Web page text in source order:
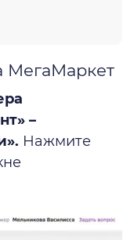
МегаМаркет
–
Нажмите